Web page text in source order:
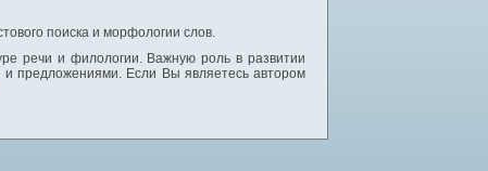
поиска и морфологии слов.
речи и филологии. Важную роль в развитии
предложениями. Если Вы являетесь автором